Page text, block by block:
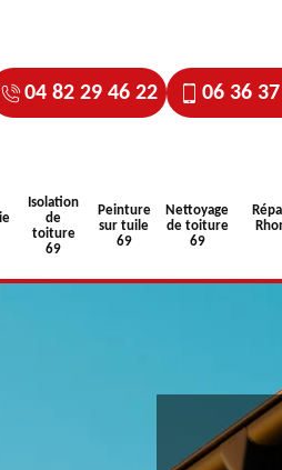
04 82 29 46 22 06 36
Isolation
de
toiture
69
Peinture
sur tuile
69
Nettoyage
de toiture
69